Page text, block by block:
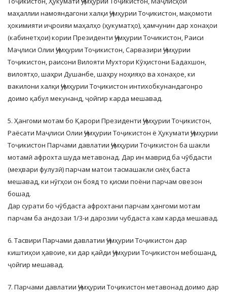
маҳаллии намояндагони халқи Ҷумҳурии Тоҷикистон, мақомоти
ҳокимияти иҷроияи маҳалҳо (ҳукуматҳо), ҳамчунин дар хонаҳои
(кабинетҳои) кории Президенти Ҷумҳурии Точикистон, Раиси
Маҷлиси Олии Ҷумҳурии Тоҷикистон, Сарвазири Ҷумҳурии
Тоҷикистон, раисони Вилояти Мухтори Кӯҳистони Бадахшон,
вилоятҳо, шаҳри Душанбе, шаҳру ноҳияҳо ва хонаҳое, ки
вакилони халқи Ҷумҳурии Тоҷикистон интихобкунандагонро
доимо қабул мекунанд, ҷойгир карда мешавад.
5. Ҳангоми мотам бо Қарори Президенти Ҷумҳурии Тоҷикистон,
Раёсати Маҷлиси Олии Ҷумҳурии Тоҷикистон ё Ҳукумати Ҷумҳурии
Тоҷикистон Парчами давлатии Ҷумҳурии Тоҷикистон ба шакли
мотамӣ афрохта шуда метавонад. Дар ин маврид ба чӯбдасти
(меҳвари фулузӣ) парчам матои тасмашакли сиёҳ баста
мешавад, ки нӯгҳои он бояд то қисми поёни парчам овезон
бошад.
Дар сурати бо чӯбдаста афрохтани парчам ҳангоми мотам
парчам ба андозаи 1/3-и дарозии чубдаста хам карда мешавад.
6. Тасвири Парчами давлатии Ҷумҳурии Тоҷикистон дар
киштиҳои ҳавоие, ки дар қайди Ҷумҳурии Тоҷикистон мебошанд,
ҷойгир мешавад.
7. Парчами давлатии Ҷумҳурии Тоҷикистон метавонад доимо дар